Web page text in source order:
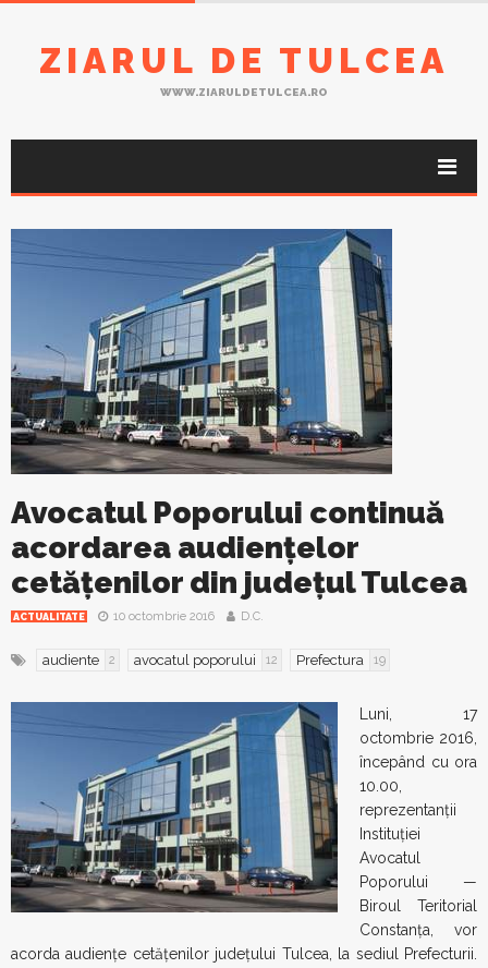
ZIARUL DE TULCEA
WWW.ZIARULDETULCEA.RO
Avocatul Poporului continuă
acordarea audiențelor
cetățenilor din județul Tulcea
ACTUALITATE 10 octombrie 2016 D.C.
audiente 2 avocatul poporului 12 Prefectura 19
Luni, 17
octombrie 2016,
începând cu ora
10.00,
reprezentanții
Instituției
Avocatul
Poporului —
Biroul Teritorial
Constanța, vor
acorda audiențe cetățenilor județului Tulcea, la sediul Prefecturii.